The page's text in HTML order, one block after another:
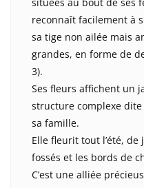
situées au bout de ses
reconnaît facilement à
sa tige non ailée mais
grandes, en forme de
3).
Ses fleurs affichent un
structure complexe
sa famille.
Elle fleurit tout l’été,
fossés et les bords de
C’est une alliée